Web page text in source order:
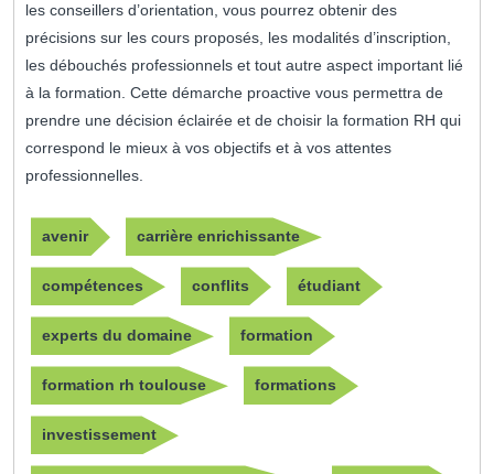
les conseillers d’orientation, vous pourrez obtenir des
précisions sur les cours proposés, les modalités d’inscription,
les débouchés professionnels et tout autre aspect important lié
à la formation. Cette démarche proactive vous permettra de
prendre une décision éclairée et de choisir la formation RH qui
correspond le mieux à vos objectifs et à vos attentes
professionnelles.
avenir carrière enrichissante
compétences conflits étudiant
experts du domaine formation
formation rh toulouse formations
investissement